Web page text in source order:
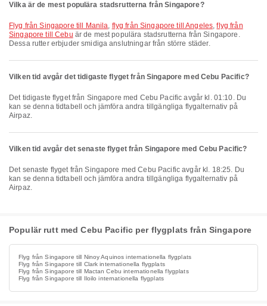
Vilka är de mest populära stadsrutterna från Singapore?
flyg från Singapore till Manila, flyg från Singapore till Angeles,flyg från
Singapore till Cebu är de mest populära stadsrutterna från Singapore.
Dessa rutter erbjuder smidiga anslutningar från större städer.
Vilken tid avgår det tidigaste flyget från Singapore med Cebu Pacific?
Det tidigaste flyget från Singapore med Cebu Pacific avgår kl. 01:10. Du
kan se denna tidtabell och jämföra andra tillgängliga flygalternativ på
Airpaz.
Vilken tid avgår det senaste flyget från Singapore med Cebu Pacific?
Det senaste flyget från Singapore med Cebu Pacific avgår kl. 18:25. Du
kan se denna tidtabell och jämföra andra tillgängliga flygalternativ på
Airpaz.
Populär rutt med Cebu Pacific per flygplats från Singapore
Flyg från Singapore till Ninoy Aquinos internationella flygplats
Flyg från Singapore till Clark internationella flygplats
Flyg från Singapore till Mactan Cebu internationella flygplats
Flyg från Singapore till Iloilo internationella flygplats